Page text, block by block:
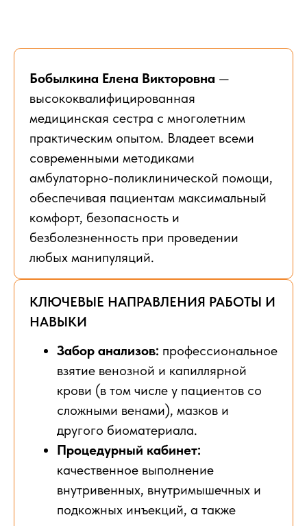
Бобылкина Елена Викторовна —
высококвалифицированная
медицинская сестра с многолетним
практическим опытом. Владеет всеми
современными методиками
амбулаторно-поликлинической помощи,
обеспечивая пациентам максимальный
комфорт, безопасность и
безболезненность при проведении
любых манипуляций.
КЛЮЧЕВЫЕ НАПРАВЛЕНИЯ РАБОТЫ И
НАВЫКИ
Забор анализов: профессиональное
взятие венозной и капиллярной
крови (в том числе у пациентов со
сложными венами), мазков и
другого биоматериала.
Процедурный кабинет:
качественное выполнение
внутривенных, внутримышечных и
подкожных инъекций, а также